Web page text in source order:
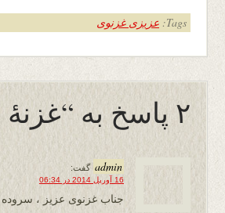
Tags: عزیزی غزنوی
۲ پاسخ به “غزنۀ من”
admin گفت:
16 آوریل 2014 در 06:34
جناب غزنوی عزیز ، سروده